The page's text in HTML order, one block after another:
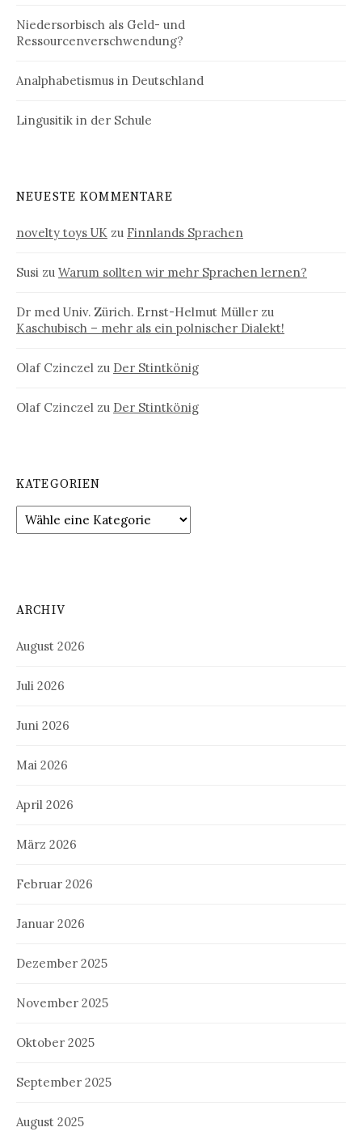
Niedersorbisch als Geld- und
Ressourcenverschwendung?
Analphabetismus in Deutschland
Lingusitik in der Schule
NEUESTE KOMMENTARE
novelty toys UK zu Finnlands Sprachen
Susi zu Warum sollten wir mehr Sprachen lernen?
Dr med Univ. Zürich. Ernst-Helmut Müller zu
Kaschubisch – mehr als ein polnischer Dialekt!
Olaf Czinczel zu Der Stintkönig
Olaf Czinczel zu Der Stintkönig
KATEGORIEN
ARCHIV
August 2026
Juli 2026
Juni 2026
Mai 2026
April 2026
März 2026
Februar 2026
Januar 2026
Dezember 2025
November 2025
Oktober 2025
September 2025
August 2025